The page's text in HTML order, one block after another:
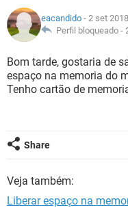
INSTAGRAM
GUIA DE COMPRAS
OUTLOOK
INSTAGRAM
GUIA DE COMPRAS
JOGOS
CELULAR
INSTAGRAM
GLOSSÁRIO
JOGOS
CELULAR
OUTLOOK
eacandido - 2 set
Perfil bloqueado -
Bom tarde, gostaria de
espaço na memoria do
Tenho cartão de
Share
Veja também:
Liberar espaço na